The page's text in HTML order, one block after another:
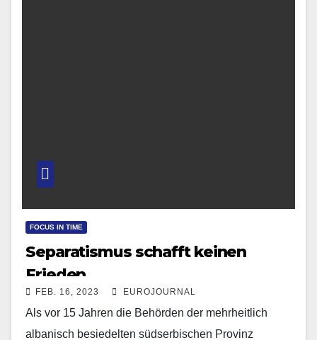
FOCUS IN TIME
Separatismus schafft keinen
Frieden
FEB. 16, 2023 EUROJOURNAL
Als vor 15 Jahren die Behörden der mehrheitlich
albanisch besiedelten südserbischen Provinz